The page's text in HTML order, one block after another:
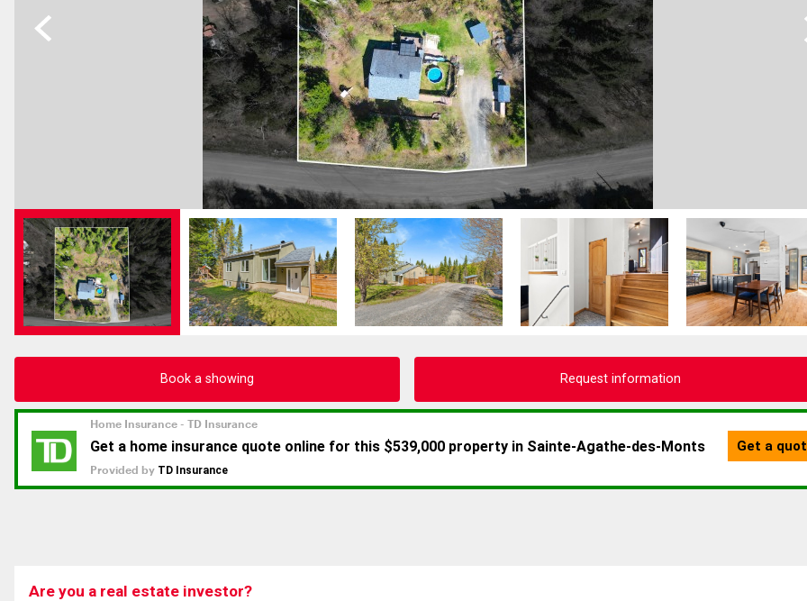
Previous
Book a showing Request information
Are you a real estate investor?